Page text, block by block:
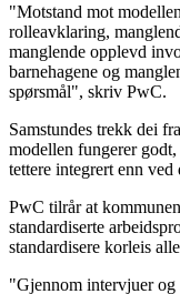
"Motstand mot
rolleavklaring,
manglende opplevd
barnehagene og
spørsmål", skriv PwC.
Samstundes trekk dei
modellen fungerer
tettere integrert enn
PwC tilrår at
standardiserte
standardisere korleis
"Gjennom intervjuer